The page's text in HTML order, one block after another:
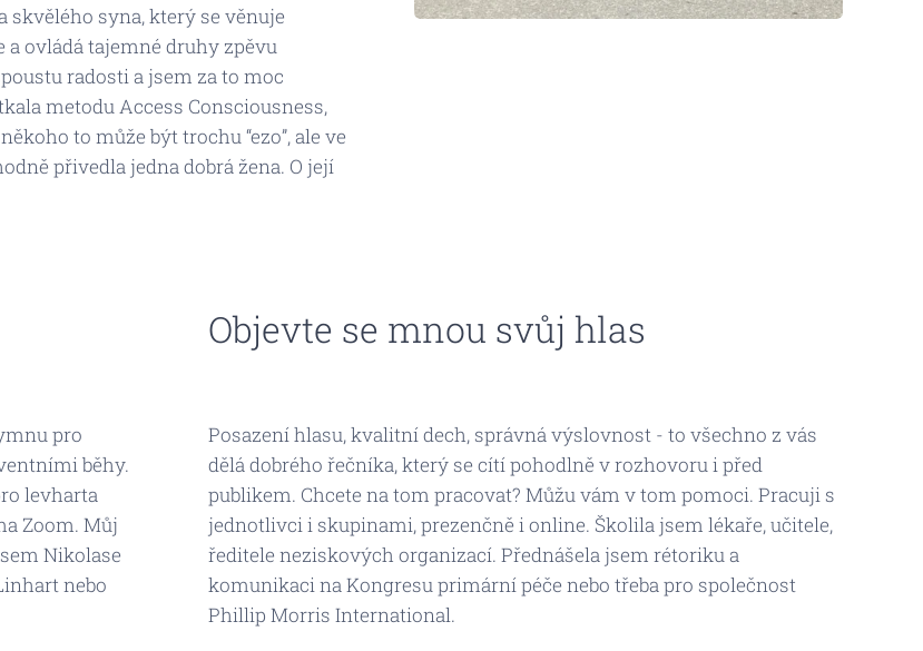
skvělého syna, který se věnuje
ovládá tajemné druhy zpěvu
radosti a jsem za to moc
metodu Access Consciousness,
to může být trochu “ezo”, ale ve
přivedla jedna dobrá žena. O její
Objevte se mnou svůj hlas
pro
běhy.
levharta
Zoom. Můj
Nikolase
nebo
Posazení hlasu, kvalitní dech, správná výslovnost - to všechno z vás
dělá dobrého řečníka, který se cítí pohodlně v rozhovoru i před
publikem. Chcete na tom pracovat? Můžu vám v tom pomoci. Pracuji s
jednotlivci i skupinami, prezenčně i online. Školila jsem lékaře, učitele,
ředitele neziskových organizací. Přednášela jsem rétoriku a
komunikaci na Kongresu primární péče nebo třeba pro společnost
Phillip Morris International.